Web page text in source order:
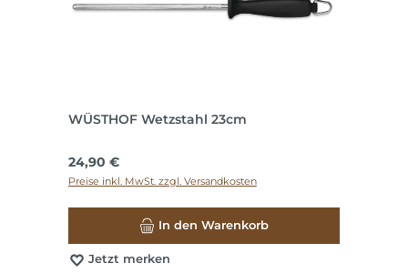
WÜSTHOF Wetzstahl 23cm
Regulärer Preis:
24,90 €
Preise inkl. MwSt. zzgl. Versandkosten
In den Warenkorb
Jetzt merken